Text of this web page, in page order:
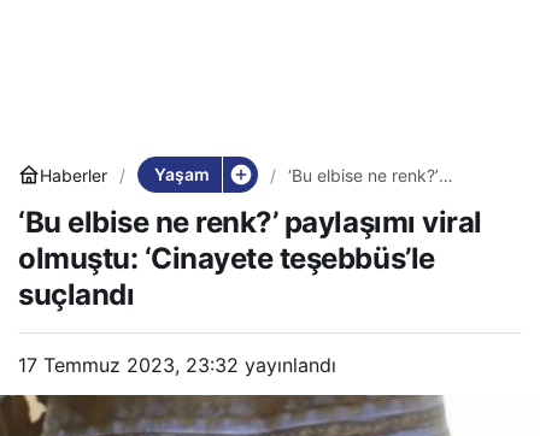
Haberler Yaşam
‘Bu elbise ne renk?’
‘Cinayete teşebbüs’le
suçlandı
‘Bu elbise ne renk?’ paylaşımı viral
olmuştu: ‘Cinayete teşebbüs’le
suçlandı
17 Temmuz 2023, 23:32 yayınlandı